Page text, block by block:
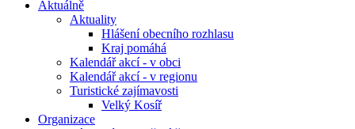
Aktuálně
Aktuality
Hlášení obecního rozhlasu
Kraj pomáhá
Kalendář akcí - v obci
Kalendář akcí - v regionu
Turistické zajímavosti
Velký Kosíř
Organizace